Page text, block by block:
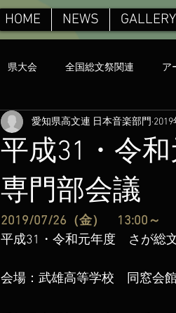
HOME NEWS GALLERY
県大会 全国総文祭関連 ア
平成31・令
専門部会議
愛知県高文連 日本音楽部門
2019/07/26（金）　13:00～
平成31・令和元年度　さが総
会場：武雄高等学校　同窓会館